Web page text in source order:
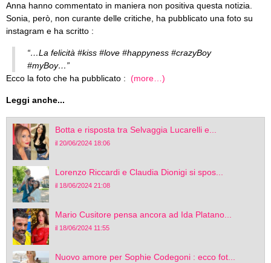
Anna hanno commentato in maniera non positiva questa notizia.
Sonia, però, non curante delle critiche, ha pubblicato una foto su
instagram e ha scritto :
“…La felicità #kiss #love #happyness #crazyBoy
#myBoy…”
Ecco la foto che ha pubblicato : (more…)
Leggi anche...
Botta e risposta tra Selvaggia Lucarelli e...
il 20/06/2024 18:06
Lorenzo Riccardi e Claudia Dionigi si spos...
il 18/06/2024 21:08
Mario Cusitore pensa ancora ad Ida Platano...
il 18/06/2024 11:55
Nuovo amore per Sophie Codegoni : ecco fot...